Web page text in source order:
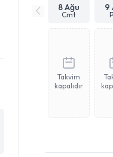
8 Ağu
Cmt
9
Takvim
kapalıdır